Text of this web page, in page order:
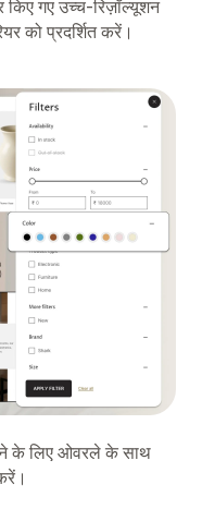
गए उच्च-रिज़ॉल्यूशन
को प्रदर्शित करें।
के लिए ओवरले के साथ